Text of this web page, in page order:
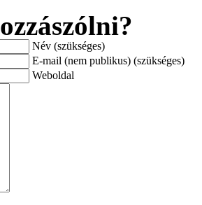
Név (szükséges)
E-mail (nem publikus) (szükséges)
Weboldal